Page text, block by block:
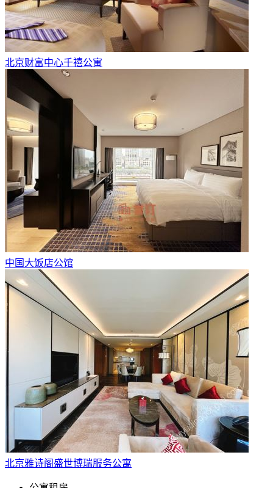
北京财富中心千禧公寓
中国大饭店公馆
北京雅诗阁盛世博瑞服务公寓